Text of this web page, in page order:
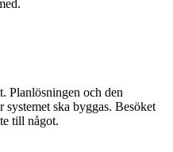
Planlösningen och den
ska byggas. Besöket
till något.